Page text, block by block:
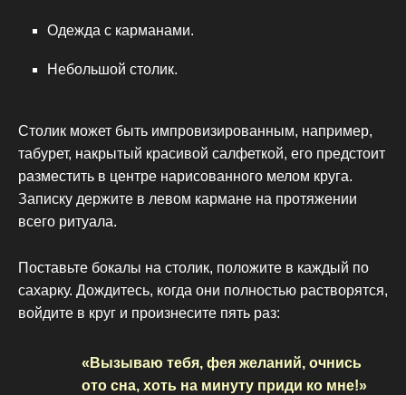
Одежда с карманами.
Небольшой столик.
Столик может быть импровизированным, например,
табурет, накрытый красивой салфеткой, его предстоит
разместить в центре нарисованного мелом круга.
Записку держите в левом кармане на протяжении
всего ритуала.
Поставьте бокалы на столик, положите в каждый по
сахарку. Дождитесь, когда они полностью растворятся,
войдите в круг и произнесите пять раз:
«Вызываю тебя, фея желаний, очнись
ото сна, хоть на минуту приди ко мне!»